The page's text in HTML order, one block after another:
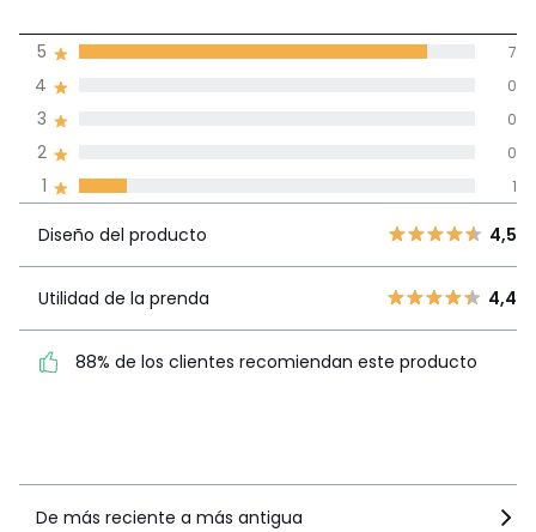
Instrucciones de montaje
4,5
(8)
4
Diseño del
4,4
88% de los clientes
1 1
2 0
3 0
4 0
5 7
Diseño del producto 4,5
Utilidad de la prenda 4,4
88% de los clientes recomiendan este producto
De más reciente a más antigua